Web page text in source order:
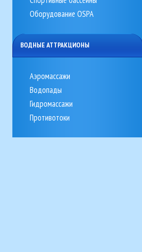
Оборудование OSPA
ВОДНЫЕ АТТРАКЦИОНЫ
Аэромассажи
Водопады
Гидромассажи
Противотоки